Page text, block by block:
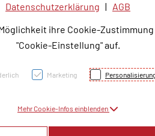
Datenschutzerklärung | AGB
ihre Cookie-Zustimmung
"Cookie-Einstellung" auf.
Marketing
Mehr Cookie-Infos einblenden